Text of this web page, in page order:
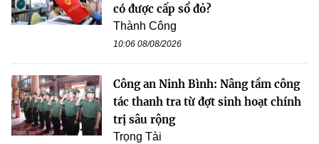
có được cấp sổ đỏ?
Thành Công
10:06 08/08/2026
Công an Ninh Bình: Nâng tầm công
tác thanh tra từ đợt sinh hoạt chính
trị sâu rộng
Trọng Tài